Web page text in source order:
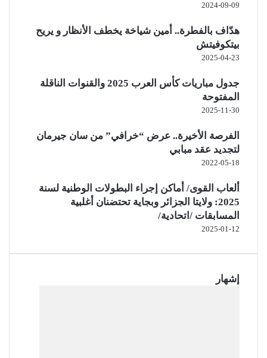
2024-09-09
هدّاف بالفطرة.. أمين شياخة يخطف الأنظار و يريح
بيتكوفيتش
2025-04-23
جدول مباريات كأس العرب 2025 والقنوات الناقلة
المفتوحة
2025-11-30
الفرصة الأخيرة.. عرض “خرافي” من سان جيرمان
لتجديد عقد مبابي
2022-05-18
ألعاب القوى/ أماكن إجراء البطولات الوطنية لسنة
2025: ولايتا الجزائر وبجاية تحتضنان أغلبية
المسابقات /اتحادية/
2025-01-12
إشهار